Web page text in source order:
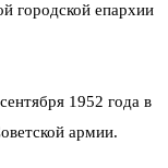
городской епархии
1952 года в
армии.